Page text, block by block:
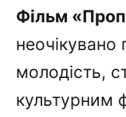
Фільм
молодість,
культурним